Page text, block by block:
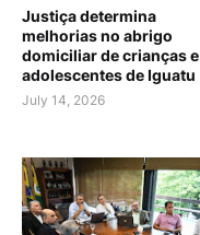
Justiça determina
melhorias no abrigo
domiciliar de crianças e
adolescentes de Iguatu
July 14, 2026